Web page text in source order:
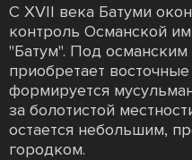
С XVII века Батуми
контроль Османской
"Батум". Под
приобретает
формируется
за болотистой
остается небольшим,
городком.